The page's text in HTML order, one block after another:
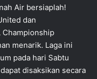
Air bersiaplah!
dan
Championship
menarik. Laga ini
pada hari Sabtu
disaksikan secara